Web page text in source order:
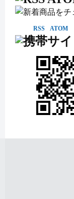
RSS ATOM